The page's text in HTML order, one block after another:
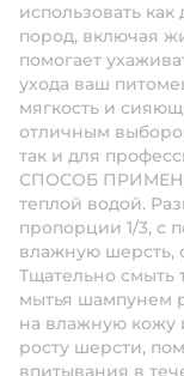
использовать
пород, включая
помогает
ухода ваш
мягкость и
отличным
так и для
СПОСОБ
теплой водой.
пропорции 1/3, с
влажную шерсть,
Тщательно смыть
мытья шампунем
на влажную кожу
росту шерсти,
впитывания в